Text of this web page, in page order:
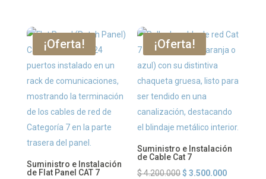
desde
$ 56.000
hasta
$ 106.400
era:
$ 133.000.
es:
$ 126.000.
¡Oferta!
Suministro e Instalación
de Flat Panel CAT 7
¡Oferta!
Suministro e Instalación
de Cable Cat 7
$4.200.000El
$ 3.500.000El